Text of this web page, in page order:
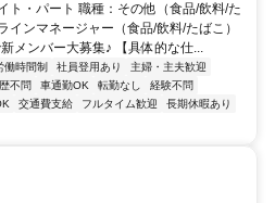
ト・パート 職種：その他（食品/飲料/た
インマネージャー（食品/飲料/たばこ）
メンバー大募集♪ 【具体的な仕...
働時間制 社員登用あり
主婦・主夫歓迎
不問 車通勤OK 転勤なし
経験不問
交通費支給 フルタイム歓迎
長期休暇あり